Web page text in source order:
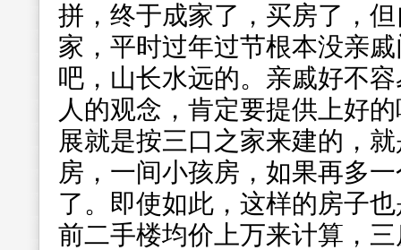
拼，终于成家了，买房了，
家，平时过年过节根本没亲
吧，山长水远的。亲戚好不
人的观念，肯定要提供上好
展就是按三口之家来建的，
房，一间小孩房，如果再多
了。即使如此，这样的房子
前二手楼均价上万来计算，